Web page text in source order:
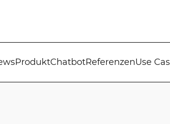
ProduktChatbotReferenzenUse